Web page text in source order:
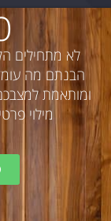
לא מתחילים
הבנתם מה
ומותאמת
מילוי